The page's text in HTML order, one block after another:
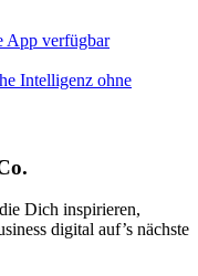
App verfügbar
Intelligenz ohne
Dich inspirieren,
digital auf’s nächste